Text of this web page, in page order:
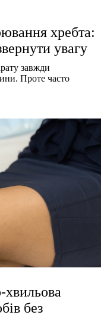
хребта:
увагу
завжди
Проте часто
хвильова
без